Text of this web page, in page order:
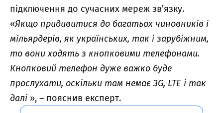
підключення до сучасних мереж зв’язку.
«Якщо придивитися до багатьох чиновників і
мільярдерів, як українських, так і зарубіжним,
то вони ходять з кнопковими телефонами.
Кнопковий телефон дуже важко буде
прослухати, оскільки там немає 3G, LTE і так
далі », – пояснив експерт.